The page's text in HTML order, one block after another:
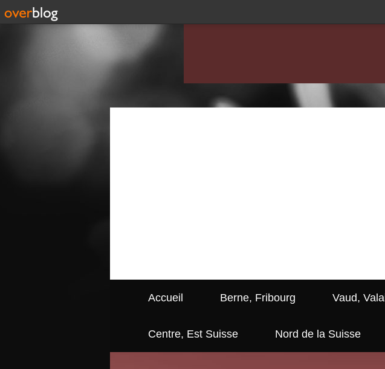
Accueil Berne, Fribourg Vaud,
Centre, Est Suisse Nord de la Suisse